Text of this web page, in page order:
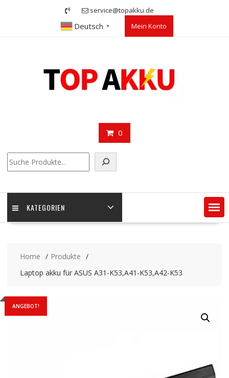
service@topakku.de
Deutsch ▼ Mein Konto
0
KATEGORIEN
Home
Produkte
Laptop akku für ASUS A31-K53,A41-K53,A42-K53
ANGEBOT!